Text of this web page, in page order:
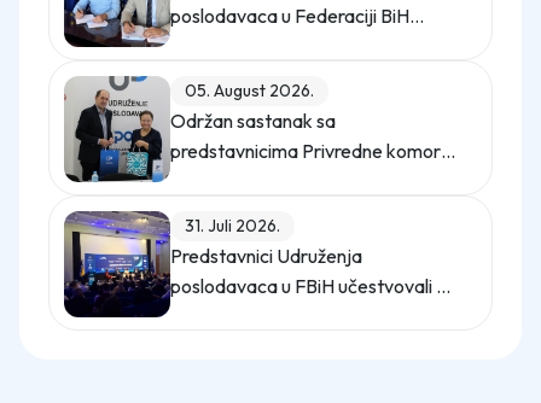
poslodavaca u Federaciji BiH
05. August 2026.
Održan sastanak sa
predstavnicima Privredne komore
31. Juli 2026.
Predstavnici Udruženja
poslodavaca u FBiH učestvovali na